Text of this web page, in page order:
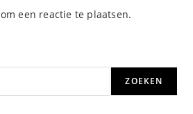
om een reactie te plaatsen.
ZOEKEN